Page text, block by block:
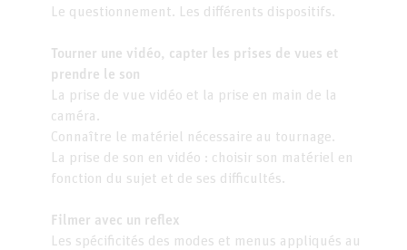
Le questionnement. Les différents dispositifs.
Tourner une vidéo, capter les prises de vues et
prendre le son
La prise de vue vidéo et la prise en main de la
caméra.
Connaître le matériel nécessaire au tournage.
La prise de son en vidéo : choisir son matériel en
fonction du sujet et de ses difficultés.
Filmer avec un reflex
Les spécificités des modes et menus appliqués au